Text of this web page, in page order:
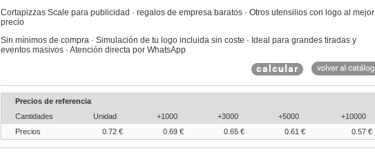
Cortapizzas Scale para publicidad · regalos de empresa baratos · Otros utensilios con logo al mejor
precio
Sin mínimos de compra · Simulación de tu logo incluida sin coste · Ideal para grandes tiradas y
eventos masivos · Atención directa por WhatsApp
Precios de referencia
Cantidades
Unidad +1000 +3000 +5000
+10000
Precios
0.72 € 0.69 € 0.65 € 0.61 € 0.57 €